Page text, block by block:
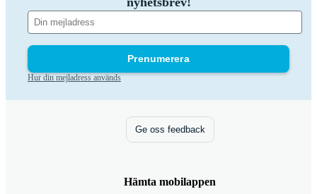
Prenumerera
Hur din mejladress används
Ge oss feedback
Hämta mobilappen